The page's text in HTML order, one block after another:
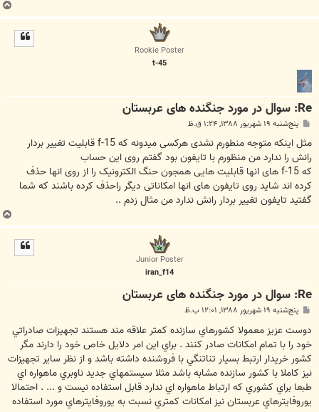
Rookie Poster
t-45
Re: سوال در مورد جنگنده های عربستان
س
ت
پنج‌شنبه ۱۹ شهریور ۱۳۸۸, ۱:۲۴ ق.ظ
مثل اینکه متوجه منطورم نشدی هرکسی میدونه که f-15 قابلیت تغییر بردار
رانش را ندارد من منظورم با تایفون بود گفتم روی این حساب
که f-15 های انها قابلیت هایی همجون حنگ الکترونیک را از روی انها حذف
کرده اند شاید روی تایفون های انها امکاناتی دیگر راحذف کرده باشند که شما
گفتید تایفون تغییر بردار رانش ندارد من مثال زدم ..
Junior Poster
iran_f14
Re: سوال در مورد جنگنده های عربستان
س
ت
پنج‌شنبه ۱۹ شهریور ۱۳۸۸, ۱۲:۰۱ ب.ظ
دوست عزيز معمولا كشورهاي سازنده كمتر علاقه مند هستند تجهيزات صادراتي
خود را با تمام امكانات صادر كنند . براي اين امر دلايل خاص خود را دارند مگر
كشور خريدار ارتبط بسيار تناتنگي با فروشنده داشته باشد و از نظر ساير تجهيزات
نيز كاملا با كشور سازنده مشابه باشد مثلا سيستمهاي جديد ناوبري ماهواره اي
طبعا براي كشوري كه ارتباط ماهواره اي ندارد قابل استفاده نيست و ... . احتمالا
يوروفايترهاي عربستان نيز امكانات كمتري نسبت به يوروفايترهاي مورد استفاده